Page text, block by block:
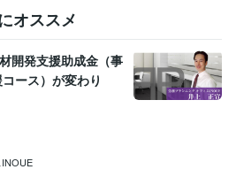
用契約書類の作成:11年
オススメ
開発支援助成金（事
ース）が変わり